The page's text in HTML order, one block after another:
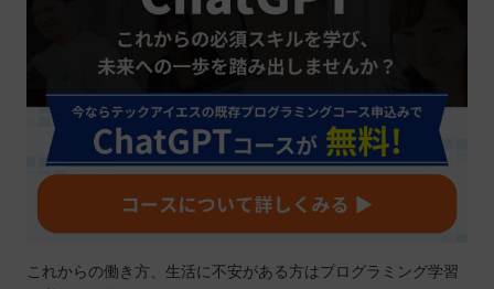
これからの働き方、生活に不安がある方はプログラミング学習